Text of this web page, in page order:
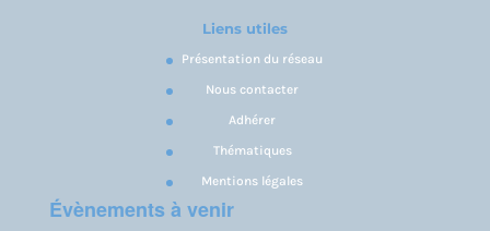
Liens utiles
Présentation du réseau
Nous contacter
Adhérer
Thématiques
Mentions légales
Évènements à venir